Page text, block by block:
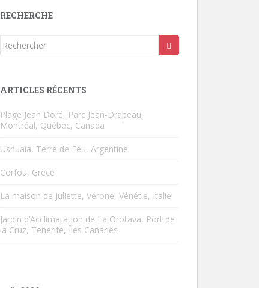
RECHERCHE
Rechercher...
ARTICLES RÉCENTS
Plage Jean Doré, Parc Jean-Drapeau,
Montréal, Québec, Canada
Ushuaia, Terre de Feu, Argentine
Corfou, Grèce
La maison de Juliette, Vérone, Vénétie, Italie
Jardin d’Acclimatation de La Orotava, Port de
la Cruz, Tenerife, Îles Canaries